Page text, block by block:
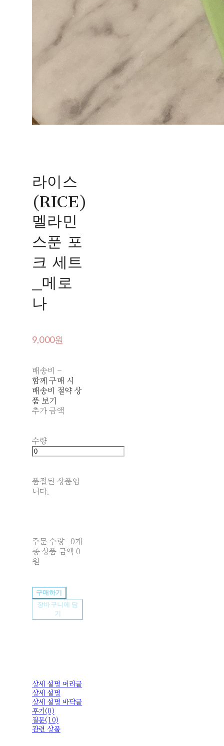
라이스
(RICE)
멜라민
스푼 포
크 세트
_메로
나
9,000원
배송비 -
함께 구매 시
배송비 절약 상
품 보기
추가 금액
수량
품절된 상품입
니다.
주문 수량
0개
총 상품 금액 0
원
구매하기
장바구니에 담
기
상세 설명 머리글
상세 설명
상세 설명 바닥글
후기(0)
질문(10)
관련 상품